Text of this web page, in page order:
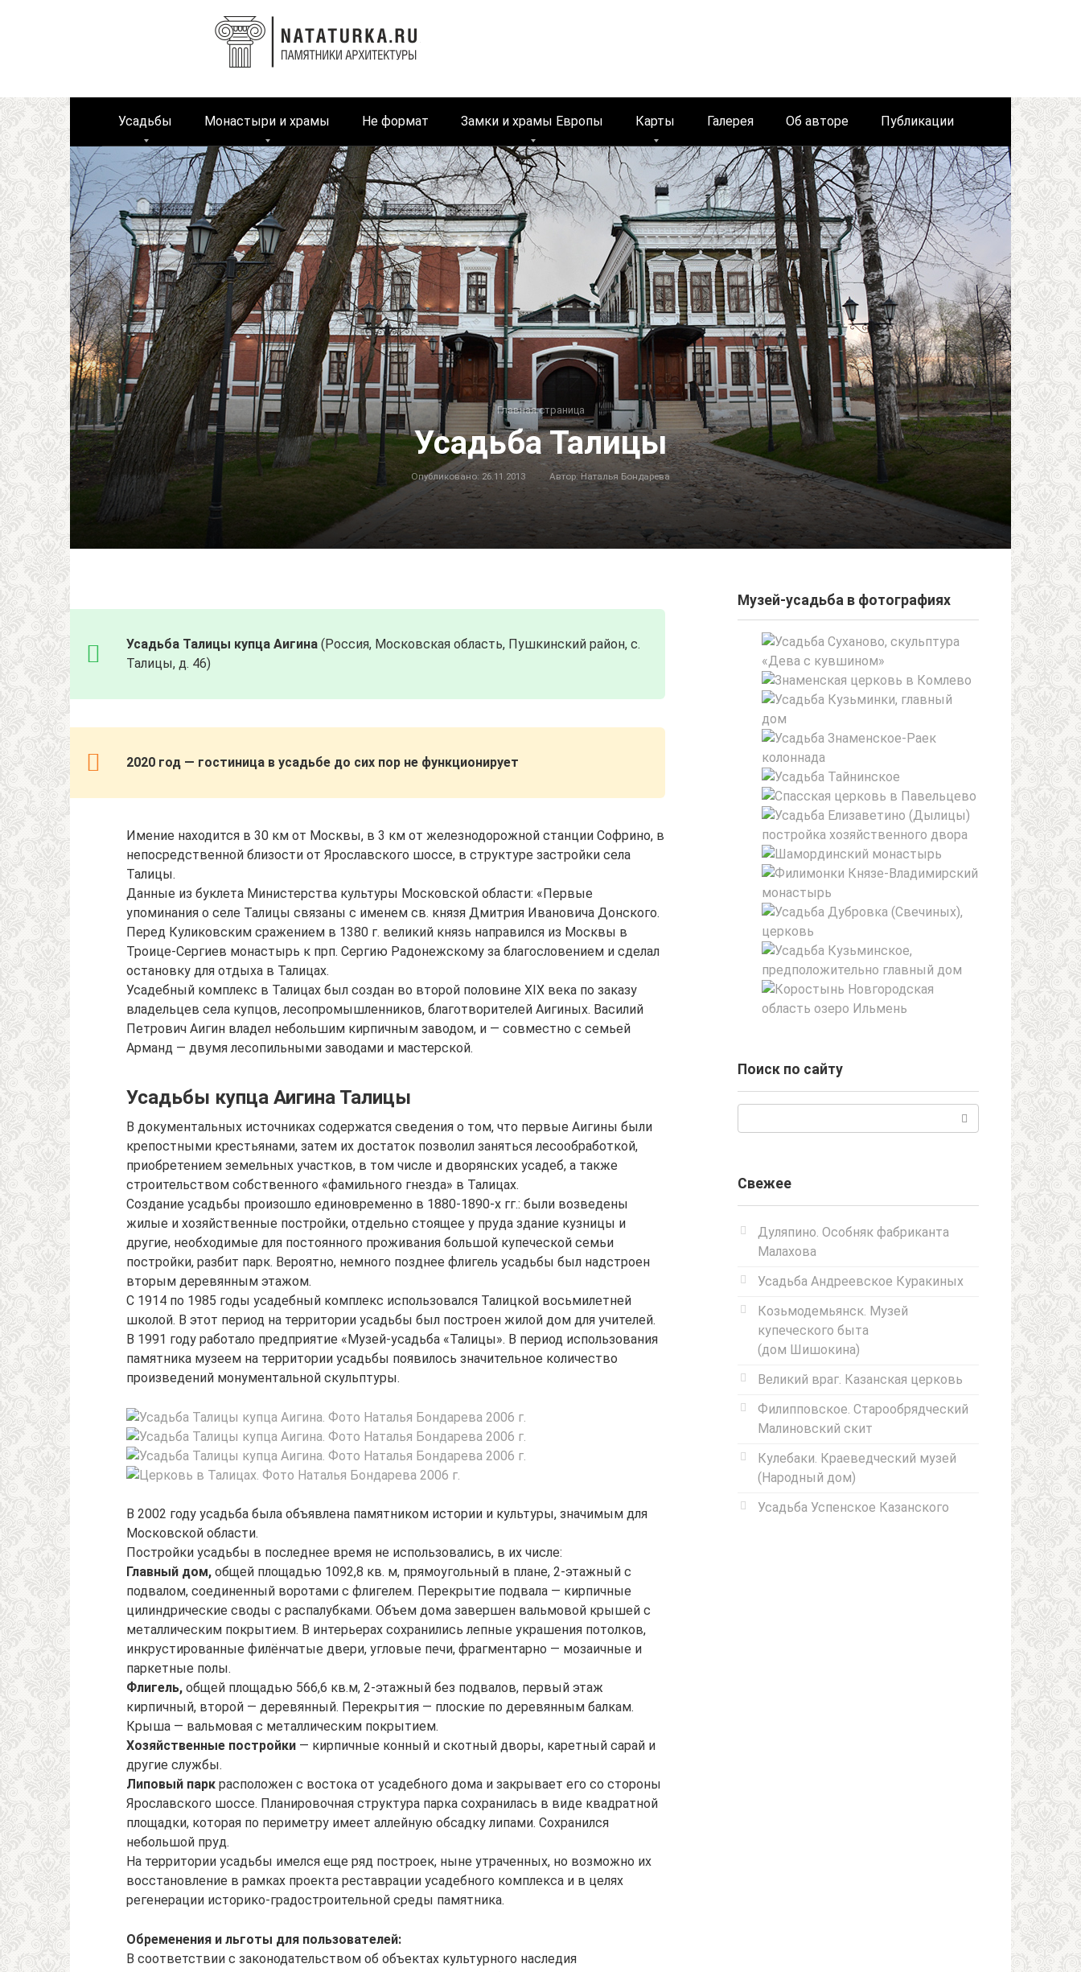
Усадьбы Монастыри и храмы Не формат Замки и храмы Европы Карты Галерея Об авторе Публикации
Главная страница
Усадьба Талицы
Опубликовано: 26.11.2013 Автор: Наталья Бондарева
Усадьба Талицы купца Аигина (Россия, Московская область, Пушкинский район, с.
Талицы, д. 46)
2020 год — гостиница в усадьбе до сих пор не функционирует
Имение находится в 30 км от Москвы, в 3 км от железнодорожной станции Софрино, в
непосредственной близости от Ярославского шоссе, в структуре застройки села
Талицы.
Данные из буклета Министерства культуры Московской области: «Первые
упоминания о селе Талицы связаны с именем св. князя Дмитрия Ивановича Донского.
Перед Куликовским сражением в 1380 г. великий князь направился из Москвы в
Троице-Сергиев монастырь к прп. Сергию Радонежскому за благословением и сделал
остановку для отдыха в Талицах.
Усадебный комплекс в Талицах был создан во второй половине XIX века по заказу
владельцев села купцов, лесопромышленников, благотворителей Аигиных. Василий
Петрович Аигин владел небольшим кирпичным заводом, и — совместно с семьей
Арманд — двумя лесопильными заводами и мастерской.
Усадьбы купца Аигина Талицы
В документальных источниках содержатся сведения о том, что первые Аигины были
крепостными крестьянами, затем их достаток позволил заняться лесообработкой,
приобретением земельных участков, в том числе и дворянских усадеб, а также
строительством собственного «фамильного гнезда» в Талицах.
Создание усадьбы произошло единовременно в 1880-1890-х гг.: были возведены
жилые и хозяйственные постройки, отдельно стоящее у пруда здание кузницы и
другие, необходимые для постоянного проживания большой купеческой семьи
постройки, разбит парк. Вероятно, немного позднее флигель усадьбы был надстроен
вторым деревянным этажом.
С 1914 по 1985 годы усадебный комплекс использовался Талицкой восьмилетней
школой. В этот период на территории усадьбы был построен жилой дом для учителей.
В 1991 году работало предприятие «Музей-усадьба «Талицы». В период использования
памятника музеем на территории усадьбы появилось значительное количество
произведений монументальной скульптуры.
В 2002 году усадьба была объявлена памятником истории и культуры, значимым для
Московской области.
Постройки усадьбы в последнее время не использовались, в их числе:
Главный дом, общей площадью 1092,8 кв. м, прямоугольный в плане, 2-этажный с
подвалом, соединенный воротами с флигелем. Перекрытие подвала — кирпичные
цилиндрические своды с распалубками. Объем дома завершен вальмовой крышей с
металлическим покрытием. В интерьерах сохранились лепные украшения потолков,
инкрустированные филёнчатые двери, угловые печи, фрагментарно — мозаичные и
паркетные полы.
Флигель, общей площадью 566,6 кв.м, 2-этажный без подвалов, первый этаж
кирпичный, второй — деревянный. Перекрытия — плоские по деревянным балкам.
Крыша — вальмовая с металлическим покрытием.
Хозяйственные постройки — кирпичные конный и скотный дворы, каретный сарай и
другие службы.
Липовый парк расположен с востока от усадебного дома и закрывает его со стороны
Ярославского шоссе. Планировочная структура парка сохранилась в виде квадратной
площадки, которая по периметру имеет аллейную обсадку липами. Сохранился
небольшой пруд.
На территории усадьбы имелся еще ряд построек, ныне утраченных, но возможно их
восстановление в рамках проекта реставрации усадебного комплекса и в целях
регенерации историко-градостроительной среды памятника.
Обременения и льготы для пользователей:
В соответствии с законодательством об объектах культурного наследия
Музей-усадьба в фотографиях
Поиск по сайту
Свежее
Дуляпино. Особняк фабриканта
Малахова
Усадьба Андреевское Куракиных
Козьмодемьянск. Музей
купеческого быта
(дом Шишокина)
Великий враг. Казанская церковь
Филипповское. Старообрядческий
Малиновский скит
Кулебаки. Краеведческий музей
(Народный дом)
Усадьба Успенское Казанского